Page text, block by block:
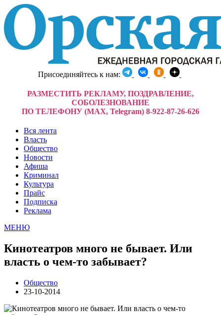
Присоединяйтесь к нам:
РАЗМЕСТИТЬ РЕКЛАМУ, ПОЗДРАВЛЕНИЕ,
СОБОЛЕЗНОВАНИЕ
ПО ТЕЛЕФОНУ (MAX, Telegram) 8-922-87-26-626
Вся лента
Власть
Общество
Новости
Афиша
Криминал
Культура
Прайс
Подписка
Реклама
МЕНЮ
Кинотеатров много не бывает. Или
власть о чем-то забывает?
Общество
23-10-2014